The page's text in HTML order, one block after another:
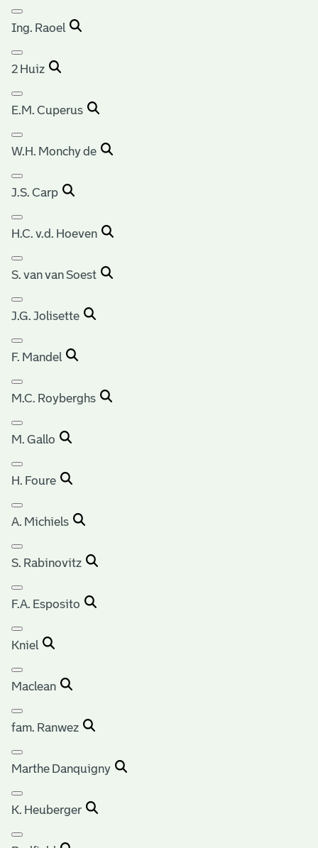
Ing. Raoel
2 Huiz
E.M. Cuperus
W.H. Monchy de
J.S. Carp
H.C. v.d. Hoeven
S. van van Soest
J.G. Jolisette
F. Mandel
M.C. Royberghs
M. Gallo
H. Foure
A. Michiels
S. Rabinovitz
F.A. Esposito
Kniel
Maclean
fam. Ranwez
Marthe Danquigny
K. Heuberger